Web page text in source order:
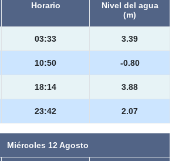
Horario
Nivel del agua
(m)
03:33 3.39
10:50 -0.80
18:14 3.88
23:42 2.07
Miércoles 12 Agosto